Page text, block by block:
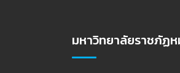
มหาวิทยาลัยราชภัฏ